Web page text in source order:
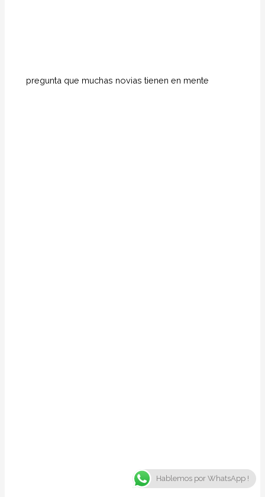
pregunta que muchas novias tienen en mente
Hablemos por WhatsApp !